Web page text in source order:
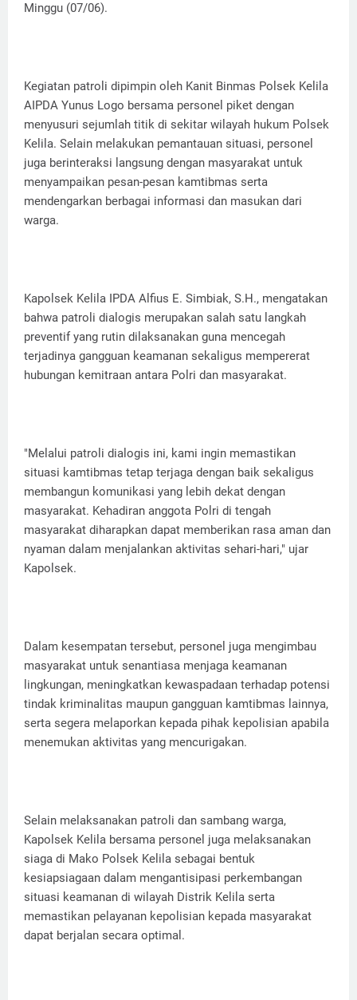
Minggu (07/06).
Kegiatan patroli dipimpin oleh Kanit Binmas Polsek Kelila
AIPDA Yunus Logo bersama personel piket dengan
menyusuri sejumlah titik di sekitar wilayah hukum Polsek
Kelila. Selain melakukan pemantauan situasi, personel
juga berinteraksi langsung dengan masyarakat untuk
menyampaikan pesan-pesan kamtibmas serta
mendengarkan berbagai informasi dan masukan dari
warga.
Kapolsek Kelila IPDA Alfius E. Simbiak, S.H., mengatakan
bahwa patroli dialogis merupakan salah satu langkah
preventif yang rutin dilaksanakan guna mencegah
terjadinya gangguan keamanan sekaligus mempererat
hubungan kemitraan antara Polri dan masyarakat.
"Melalui patroli dialogis ini, kami ingin memastikan
situasi kamtibmas tetap terjaga dengan baik sekaligus
membangun komunikasi yang lebih dekat dengan
masyarakat. Kehadiran anggota Polri di tengah
masyarakat diharapkan dapat memberikan rasa aman dan
nyaman dalam menjalankan aktivitas sehari-hari," ujar
Kapolsek.
Dalam kesempatan tersebut, personel juga mengimbau
masyarakat untuk senantiasa menjaga keamanan
lingkungan, meningkatkan kewaspadaan terhadap potensi
tindak kriminalitas maupun gangguan kamtibmas lainnya,
serta segera melaporkan kepada pihak kepolisian apabila
menemukan aktivitas yang mencurigakan.
Selain melaksanakan patroli dan sambang warga,
Kapolsek Kelila bersama personel juga melaksanakan
siaga di Mako Polsek Kelila sebagai bentuk
kesiapsiagaan dalam mengantisipasi perkembangan
situasi keamanan di wilayah Distrik Kelila serta
memastikan pelayanan kepolisian kepada masyarakat
dapat berjalan secara optimal.